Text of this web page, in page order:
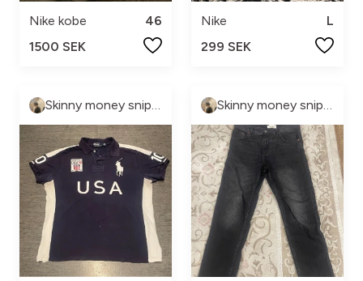
Nike kobe
46
1500 SEK
Nike
L
299 SEK
Skinny money sniper Skinny money sniper